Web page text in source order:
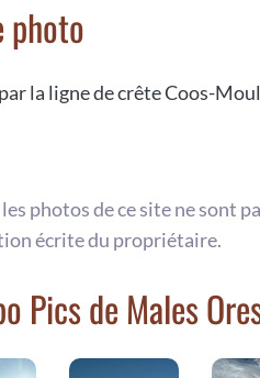
photo
la ligne de crête Coos-
photos de ce site ne sont
écrite du propriétaire.
Pics de Males